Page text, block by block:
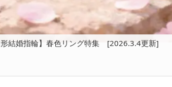
形結婚指輪】春色リング特集 [2026.3.4更新]